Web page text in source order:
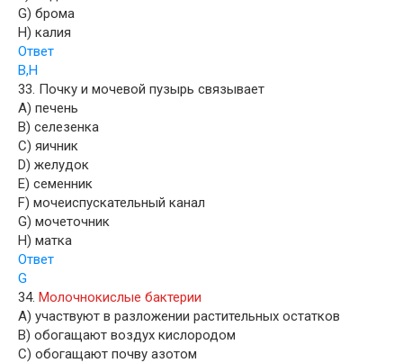
G) брома
H) калия
Ответ
B,H
33. Почку и мочевой пузырь связывает
A) печень
B) селезенка
C) яичник
D) желудок
E) семенник
F) мочеиспускательный канал
G) мочеточник
H) матка
Ответ
G
34. Молочнокислые бактерии
A) участвуют в разложении растительных остатков
B) обогащают воздух кислородом
C) обогащают почву азотом